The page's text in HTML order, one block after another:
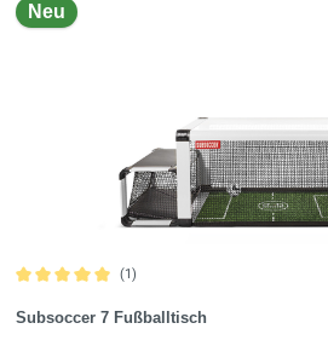
Neu
(1)
Subsoccer 7 Fußballtisch